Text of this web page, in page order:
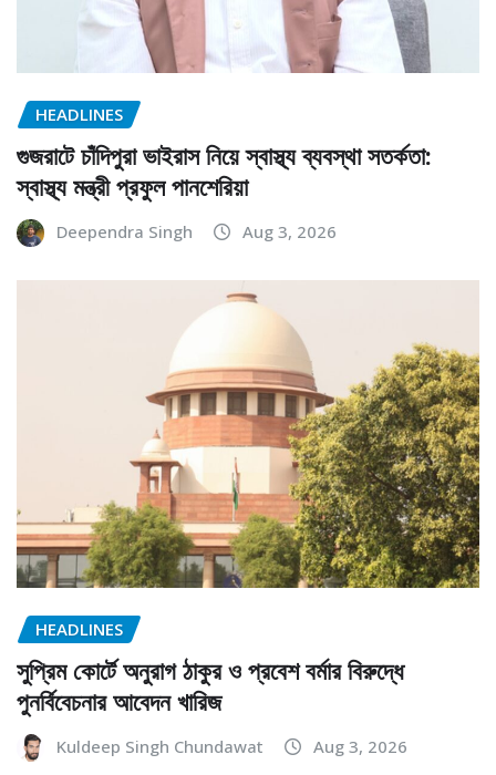
HEADLINES
গুজরাটে চাঁদিপুরা ভাইরাস নিয়ে স্বাস্থ্য ব্যবস্থা সতর্কতা:
স্বাস্থ্য মন্ত্রী প্রফুল পানশেরিয়া
Deependra Singh Aug 3, 2026
HEADLINES
সুপ্রিম কোর্টে অনুরাগ ঠাকুর ও প্রবেশ বর্মার বিরুদ্ধে
পুনর্বিবেচনার আবেদন খারিজ
Kuldeep Singh Chundawat Aug 3, 2026